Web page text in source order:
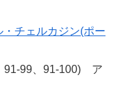
・チェルカジン(ポー
91-99、91-100) ア